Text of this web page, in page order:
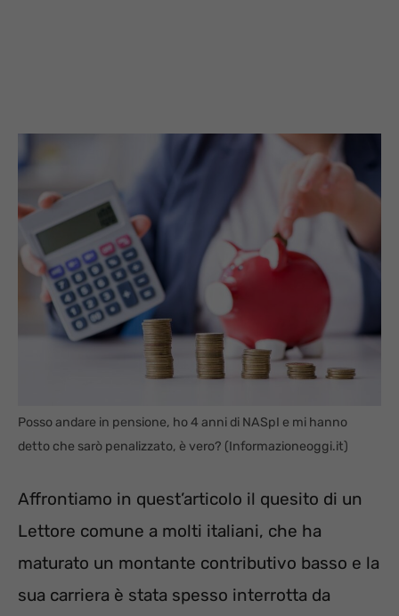
Posso andare in pensione, ho 4 anni di NASpI e mi hanno
detto che sarò penalizzato, è vero? (Informazioneoggi.it)
Affrontiamo in quest’articolo il quesito di un
Lettore comune a molti italiani, che ha
maturato un montante contributivo basso e la
sua carriera è stata spesso interrotta da